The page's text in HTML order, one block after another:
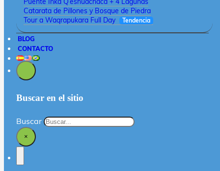
Catarata de Pillones y Bosque de Piedra
Tour a Waqrapukara Full Day
Tendencia
BLOG
CONTACTO
Buscar en el sitio
Buscar
×